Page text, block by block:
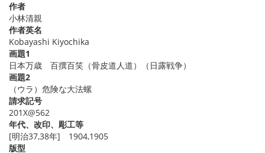
作者
小林清親
作者英名
Kobayashi Kiyochika
画題1
日本万歳 百撰百笑（骨皮道人道）（日露戦争）
画題2
（ウラ）危険な大法螺
請求記号
201X@562
年代、改印、彫工等
[明治37,38年] 1904,1905
版型